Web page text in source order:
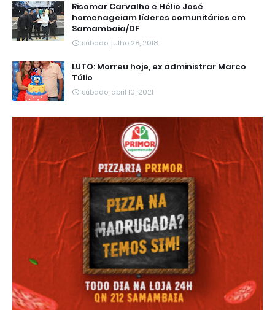
Risomar Carvalho e Hélio José
homenageiam líderes comunitários em
Samambaia/DF
sábado, julho 28, 2018
LUTO: Morreu hoje, ex administrar Marco
Túlio
sábado, abril 10, 2021